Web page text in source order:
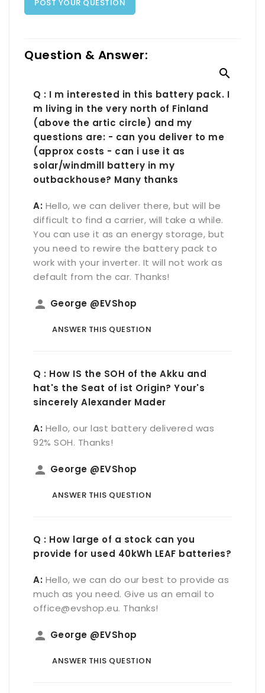
POST YOUR QUESTION
Question & Answer:

Q : I m interested in this battery pack. I
m living in the very north of Finland
(above the artic circle) and my
questions are: - can you deliver to me
(approx costs - can i use it as
solar/windmill battery in my
outbackhouse? Many thanks
A: Hello, we can deliver there, but will be
difficult to find a carrier, will take a while.
You can use it as an energy storage, but
you need to rewire the battery pack to
work with your inverter. It will not work as
default from the car. Thanks!
person George @EVShop
ANSWER THIS QUESTION
Q : How IS the SOH of the Akku and
hat's the Seat of ist Origin? Your's
sincerely Alexander Mader
A: Hello, our last battery delivered was
92% SOH. Thanks!
person George @EVShop
ANSWER THIS QUESTION
Q : How large of a stock can you
provide for used 40kWh LEAF batteries?
A: Hello, we can do our best to provide as
much as you need. Give us an email to
office@evshop.eu. Thanks!
person George @EVShop
ANSWER THIS QUESTION